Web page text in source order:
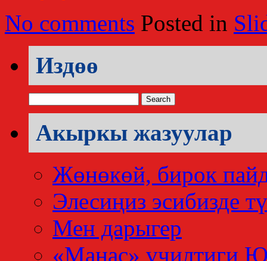
No comments Posted in
Издөө
for:
Акыркы жазуулар
Жөнөкөй, бирок
Элесиңиз эсибизде
Мен дарыгер
«Манас» үчилтиги